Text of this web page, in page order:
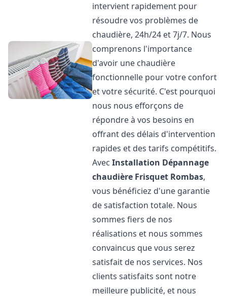
intervient rapidement pour
résoudre vos problèmes de
chaudière, 24h/24 et 7j/7. Nous
comprenons l'importance
d'avoir une chaudière
fonctionnelle pour votre confort
et votre sécurité. C'est pourquoi
nous nous efforçons de
répondre à vos besoins en
offrant des délais d'intervention
rapides et des tarifs compétitifs.
AvecInstallation Dépannage
chaudière Frisquet Rombas,
vous bénéficiez d'une garantie
de satisfaction totale. Nous
sommes fiers de nos
réalisations et nous sommes
convaincus que vous serez
satisfait de nos services. Nos
clients satisfaits sont notre
meilleure publicité, et nous